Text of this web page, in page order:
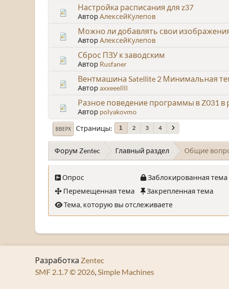
Настройка расписания для z37
Автор АлексейКулепов
Можно ли добавлять свои
Автор АлексейКулепов
Сброс ПЗУ к заводским
Автор Rusfaner
Вентмашина Satellite 2 Минимальная
Автор axxeeellll
Разное поведение программы в Z031
Автор polyakovmo
ВВЕРХ Страницы 1 2 3 4
Форум Zentec Главный раздел Общие
Опрос
Перемещенная тема
Заблокированная тема
Закрепленная тема
Тема, которую вы отслеживаете
Разработка Zentec
SMF 2.1.7 © 2026,Simple Machines